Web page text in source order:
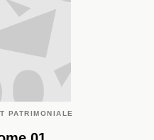
PATRIMONIALE